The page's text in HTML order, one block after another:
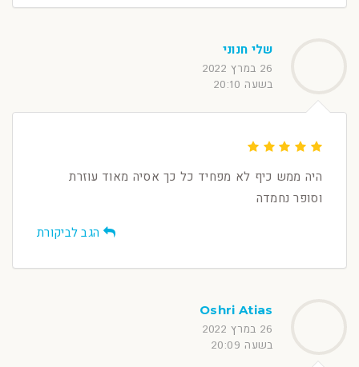
שלי חנוני
26 במרץ 2022
בשעה 20:10
היה ממש כיף לא מפחיד כל כך אסיה מאוד עוזרת
וסופר נחמדה
הגב לביקורת
Oshri Atias
26 במרץ 2022
בשעה 20:09